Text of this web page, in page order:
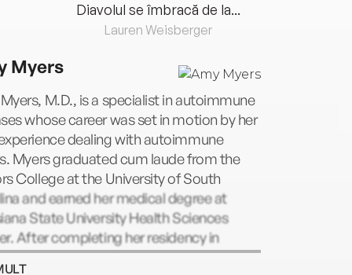
Diavolul se îmbracă de la...
Lauren Weisberger
Myers
M.D., is a specialist in autoimmune
whose career was set in motion by her
dealing with autoimmune
Myers graduated cum laude from the
College at the University of South
and earned her medical degree at
State University Health Sciences
After completing her residency in
medicine at the University of